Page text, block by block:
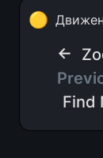
🟡
←
Find